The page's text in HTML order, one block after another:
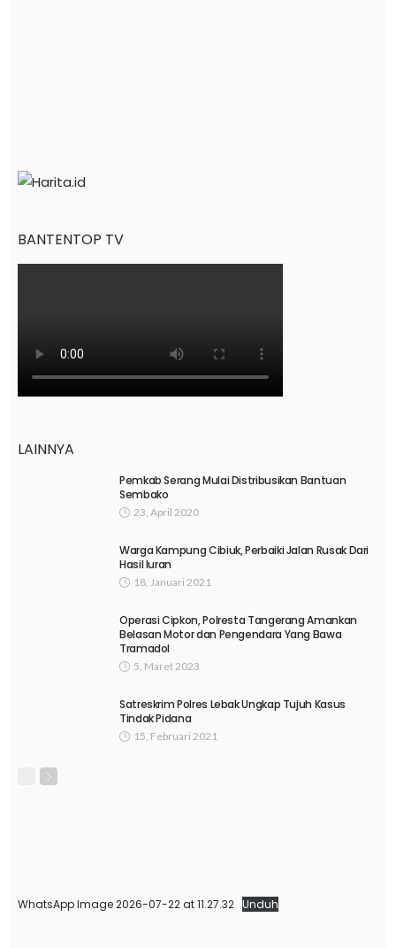
BANTENTOP TV
LAINNYA
Pemkab Serang Mulai Distribusikan Bantuan
Sembako
23, April 2020
Warga Kampung Cibiuk, Perbaiki Jalan Rusak Dari
Hasil Iuran
18, Januari 2021
Operasi Cipkon, Polresta Tangerang Amankan
Belasan Motor dan Pengendara Yang Bawa
Tramadol
5, Maret 2023
Satreskrim Polres Lebak Ungkap Tujuh Kasus
Tindak Pidana
15, Februari 2021
WhatsApp Image 2026-07-22 at 11.27.32 Unduh